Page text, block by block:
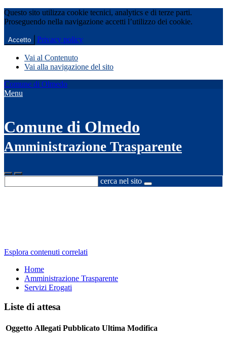
Questo sito utilizza cookie tecnici, analytics e di terze parti.
Proseguendo nella navigazione accetti l’utilizzo dei cookie.
Accetto Privacy policy
Vai al Contenuto
Vai alla navigazione del sito
Comune di Olmedo
Menu
Comune di Olmedo
Amministrazione Trasparente
cerca nel sito
Esplora contenuti correlati
Home
Amministrazione Trasparente
Servizi Erogati
Liste di attesa
Oggetto Allegati Pubblicato Ultima Modifica